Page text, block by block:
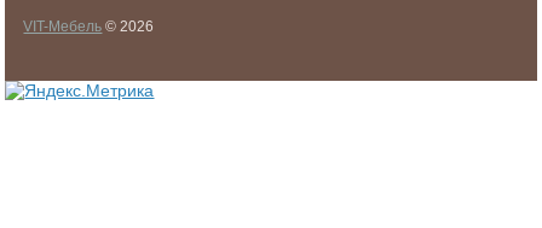
VIT-Мебель © 2026